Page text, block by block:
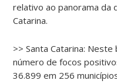
relativo ao panorama da
Catarina.
>> Santa Catarina:
número de focos
36.899 em 256